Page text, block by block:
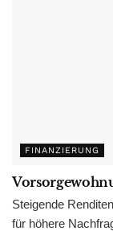
FINANZIERUNG
Steigende
für höhere